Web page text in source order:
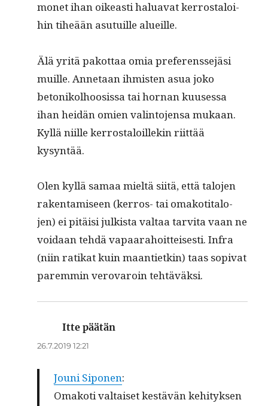
mon­et ihan oikeasti halu­a­vat ker­rostaloi­
hin tiheään asu­tu­ille alueille.
Älä yritä pakot­taa omia pref­er­ensse­jäsi
muille. Annetaan ihmis­ten asua joko
betonikol­hoosis­sa tai hor­nan kuuses­sa
ihan hei­dän omien val­in­to­jen­sa mukaan.
Kyl­lä niille ker­rostaloillekin riit­tää
kysyntää.
Olen kyl­lä samaa mieltä siitä, että talo­jen
rak­en­tamiseen (ker­ros- tai omakoti­talo­
jen) ei pitäisi julk­ista val­taa tarvi­ta vaan ne
voidaan tehdä vapaara­hoit­teis­es­ti. Infra
(niin ratikat kuin maanti­etkin) taas sopi­vat
parem­min verovaroin tehtäväksi.
Itte päätän
26.7.2019 12:21
Jouni Sipo­nen:
Omakoti val­taiset kestävän kehi­tyk­sen